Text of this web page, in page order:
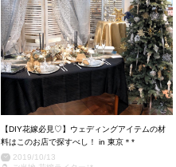
【DIY花嫁必見♡】ウェディングアイテムの材
料はこのお店で探すべし！ in 東京＊*
2019/10/13